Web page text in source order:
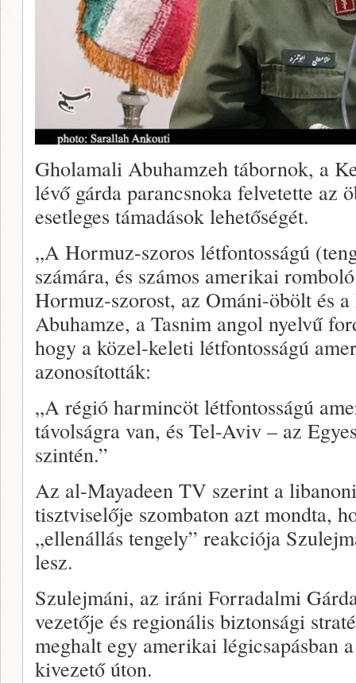
Gholamali Abuhamzeh tábornok, a
lévő gárda parancsnoka felvetette az
esetleges támadások lehetőségét.
„A Hormuz-szoros létfontosságú
számára, és számos amerikai
Hormuz-szorost, az Ománi-öbölt és
Abuhamze, a Tasnim angol nyelvű
hogy a közel-keleti létfontosságú
azonosították:
„A régió harmincöt létfontosságú
távolságra van, és Tel-Aviv – az
szintén.”
Az al-Mayadeen TV szerint a
tisztviselője szombaton azt mondta,
„ellenállás tengely” reakciója
lesz.
Szulejmáni, az iráni Forradalmi
vezetője és regionális biztonsági
meghalt egy amerikai légicsapásban
kivezető úton.